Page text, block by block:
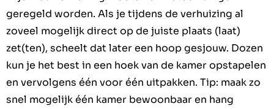
geregeld worden. Als je tijdens de verhuizing al
zoveel mogelijk direct op de juiste plaats (laat)
zet(ten), scheelt dat later een hoop gesjouw. Dozen
kun je het best in een hoek van de kamer opstapelen
en vervolgens één voor één uitpakken. Tip: maak zo
snel mogelijk één kamer bewoonbaar en hang